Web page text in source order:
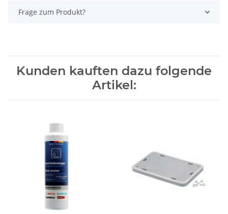
Frage zum Produkt?
Kunden kauften dazu folgende
Artikel: